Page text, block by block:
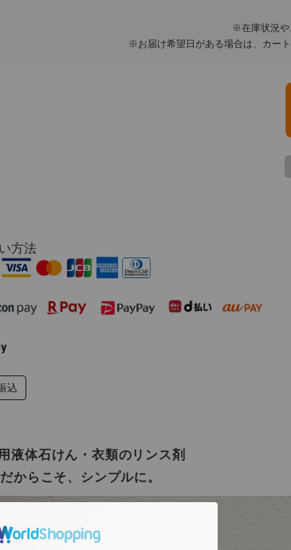
※在庫状況や
※お届け希望日がある場合は、カー
方法
込
液体石けん・衣類のリンス剤
からこそ、シンプルに。